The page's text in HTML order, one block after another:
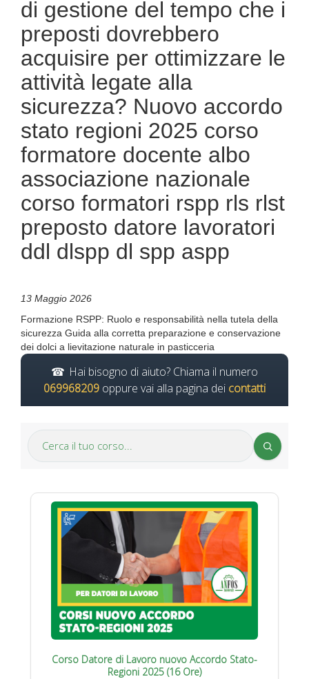
di gestione del tempo che i
preposti dovrebbero
acquisire per ottimizzare le
attività legate alla
sicurezza? Nuovo accordo
stato regioni 2025 corso
formatore docente albo
associazione nazionale
corso formatori rspp rls rlst
preposto datore lavoratori
ddl dlspp dl spp aspp
13 Maggio 2026
Formazione RSPP: Ruolo e responsabilità nella tutela della
sicurezza Guida alla corretta preparazione e conservazione
dei dolci a lievitazione naturale in pasticceria
Hai bisogno di aiuto? Chiama il numero
069968209 oppure vai alla pagina dei contatti
Corso Datore di Lavoro nuovo Accordo Stato-
Regioni 2025 (16 Ore)